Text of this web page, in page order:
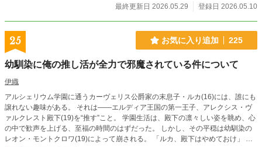
最終更新日 2026.05.29
登録日 2026.05.10
25 お気に入り追加 225
幼馴染に俺の推し活が全力で邪魔されている件について
伊織
アルシェリウム学園に通うカーヴェリス公爵家の末息子・ルカ(16)には、誰にも
譲れない趣味がある。 それは――エルディア王国の第一王子、アレクシス・ヴ
ァルクレスト殿下(19)を“推す”こと。 学園生活は、殿下の凛々しい姿を眺め、心
の中で歓声を上げる、至福の時間のはずだった。 しかし、その平穏は幼馴染の
レオン・モントクロワ(19)によって崩される。 「ルカ、殿下はやめておけ」 勘